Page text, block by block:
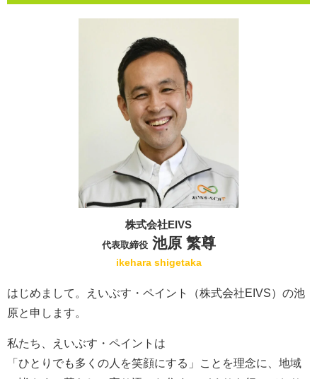
株式会社EIVS
代表取締役池原 繁尊
ikehara shigetaka
はじめまして。えいぶす・ペイント（株式会社EIVS）の池
原と申します。
私たち、えいぶす・ペイントは
「ひとりでも多くの人を笑顔にする」ことを理念に、地域